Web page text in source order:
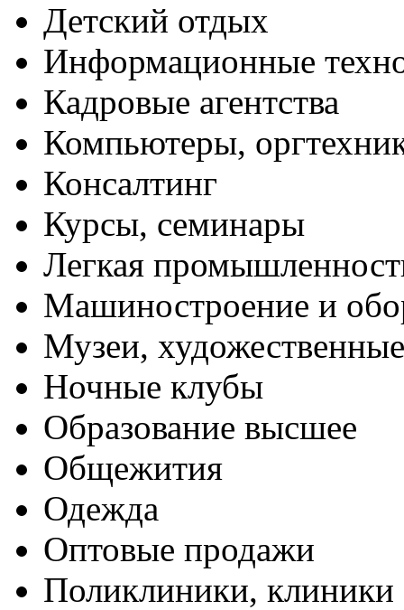
Детский отдых
Информационные
Кадровые агентства
Компьютеры,
Консалтинг
Курсы, семинары
Легкая
Машиностроение и
Музеи,
Ночные клубы
Образование высшее
Общежития
Одежда
Оптовые продажи
Поликлиники, клиники